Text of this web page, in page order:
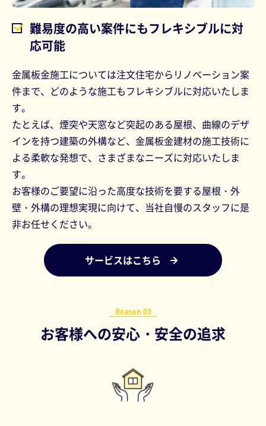
難易度の高い案件にもフレキシブルに対
応可能
金属板金施工については注文住宅からリノベーション案
件まで、どのような施工もフレキシブルに対応いたしま
す。
たとえば、煙突や天窓など突起のある屋根、曲線のデザ
インを持つ建築の外構など、金属板金建材の施工技術に
よる柔軟な発想で、さまざまなニーズに対応いたしま
す。
お客様のご要望に沿った高度な技術を要する屋根・外
壁・外構の理想実現に向けて、当社自慢のスタッフに是
非お任せください。
サービスはこちら
Reason 03
お客様への安心・安全の追求